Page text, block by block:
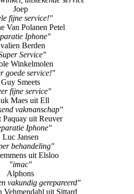
Joep
fijne service!"
Van Polanen Petel
Iphone"
Berden
Service"
Winkelmolen
goede service!"
Guy Smeets
fijne service"
Maes uit Ell
vakmanschap"
Paquay uit Reuver
Iphone"
Luc Jansen
behandeling"
uit Elsloo
"imac"
Alphons
vakundig gerepareerd"
Vehmendahl uit Sittard